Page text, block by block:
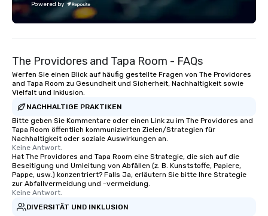
Powered by
The Providores and Tapa Room - FAQs
Werfen Sie einen Blick auf häufig gestellte Fragen von The Providores
and Tapa Room zu Gesundheit und Sicherheit, Nachhaltigkeit sowie
Vielfalt und Inklusion.
NACHHALTIGE PRAKTIKEN
Bitte geben Sie Kommentare oder einen Link zu im The Providores and
Tapa Room öffentlich kommunizierten Zielen/Strategien für
Nachhaltigkeit oder soziale Auswirkungen an.
Keine Antwort.
Hat The Providores and Tapa Room eine Strategie, die sich auf die
Beseitigung und Umleitung von Abfällen (z. B. Kunststoffe, Papiere,
Pappe, usw.) konzentriert? Falls Ja, erläutern Sie bitte Ihre Strategie
zur Abfallvermeidung und -vermeidung.
Keine Antwort.
DIVERSITÄT UND INKLUSION